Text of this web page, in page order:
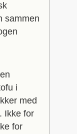
sammen
i
med
Ikke for
for